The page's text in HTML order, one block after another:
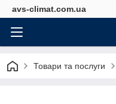
avs-climat.com.ua
Товари та послуги